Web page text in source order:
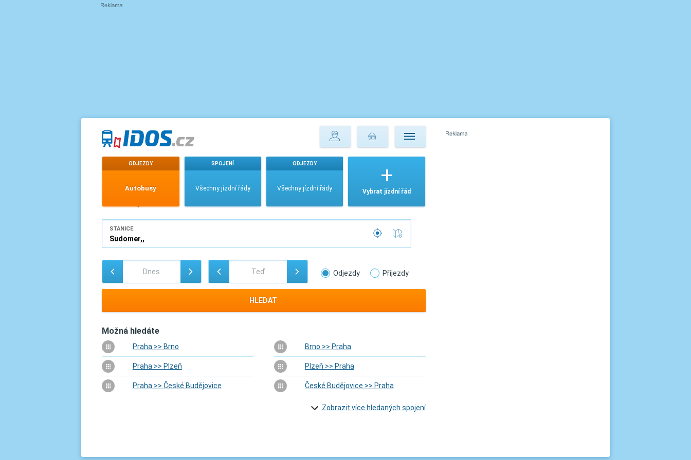
ODJEZDY
Autobusy
SPOJENÍ
Všechny jízdní řády
ODJEZDY
Všechny jízdní řády Vybrat jízdní řád
STANICE
Odjezdy Příjezdy
HLEDAT
Možná hledáte
Praha >> Brno Brno >> Praha
Praha >> Plzeň Plzeň >> Praha
Praha >> České Budějovice České Budějovice >> Praha
Zobrazit více hledaných spojení